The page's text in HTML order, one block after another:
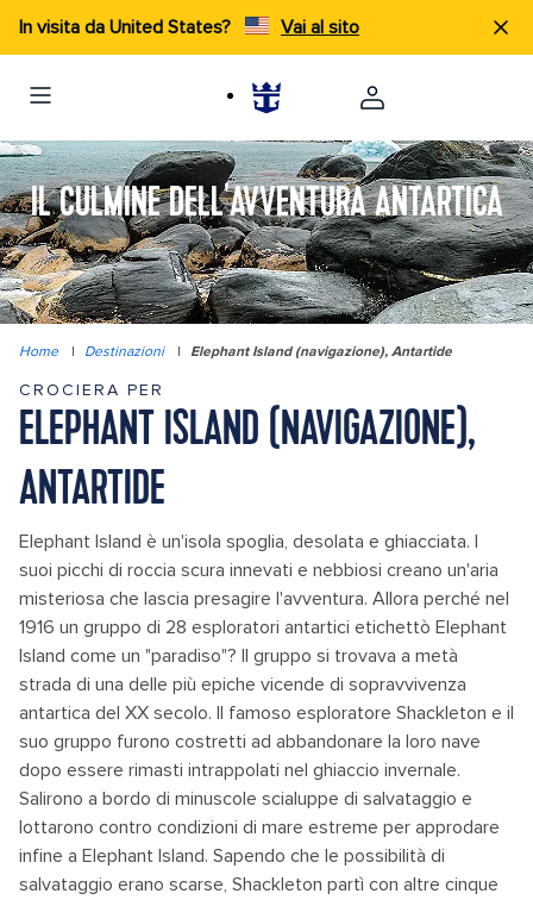
In visita da United States? Vai al sito
IL CULMINE DELL'AVVENTURA ANTARTICA
Home | Destinazioni | Elephant Island (navigazione), Antartide
CROCIERA PER
ELEPHANT ISLAND (NAVIGAZIONE),
ANTARTIDE
Elephant Island è un'isola spoglia, desolata e ghiacciata. I
suoi picchi di roccia scura innevati e nebbiosi creano un'aria
misteriosa che lascia presagire l'avventura. Allora perché nel
1916 un gruppo di 28 esploratori antartici etichettò Elephant
Island come un "paradiso"? Il gruppo si trovava a metà
strada di una delle più epiche vicende di sopravvivenza
antartica del XX secolo. Il famoso esploratore Shackleton e il
suo gruppo furono costretti ad abbandonare la loro nave
dopo essere rimasti intrappolati nel ghiaccio invernale.
Salirono a bordo di minuscole scialuppe di salvataggio e
lottarono contro condizioni di mare estreme per approdare
infine a Elephant Island. Sapendo che le possibilità di
salvataggio erano scarse, Shackleton partì con altre cinque